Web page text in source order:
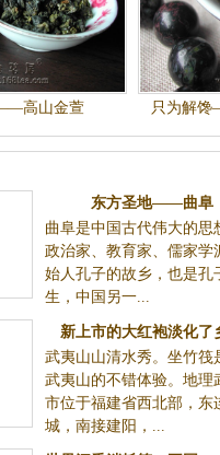
高山金萱 只为解
东方圣地——曲阜
曲阜是中国古代伟大的思
儒家学派的创始人孔子的故乡
另一...
淡化了乡愁
坐竹筏是游览武夷山的不错体
建省西北部，东连浦城，南接